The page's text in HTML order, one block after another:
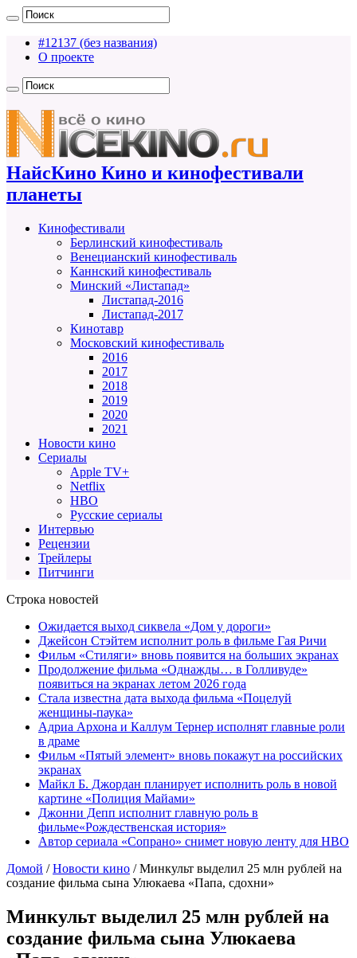
#12137 (без названия)
О проекте
НайсКино Кино и кинофестивали
планеты
Кинофестивали
Берлинский кинофестиваль
Венецианский кинофестиваль
Каннский кинофестиваль
Минский «Листапад»
Листапад-2016
Листапад-2017
Кинотавр
Московский кинофестиваль
2016
2017
2018
2019
2020
2021
Новости кино
Сериалы
Apple TV+
Netflix
HBO
Русские сериалы
Интервью
Рецензии
Трейлеры
Питчинги
Строка новостей
Ожидается выход сиквела «Дом у дороги»
Джейсон Стэйтем исполнит роль в фильме Гая Ричи
Фильм «Стиляги» вновь появится на больших экранах
Продолжение фильма «Однажды… в Голливуде»
появиться на экранах летом 2026 года
Стала известна дата выхода фильма «Поцелуй
женщины-паука»
Адриа Архона и Каллум Тернер исполнят главные роли
в драме
Фильм «Пятый элемент» вновь покажут на российских
экранах
Майкл Б. Джордан планирует исполнить роль в новой
картине «Полиция Майами»
Джонни Депп исполнит главную роль в
фильме«Рождественская история»
Автор сериала «Сопрано» снимет новую ленту для HBO
Домой / Новости кино / Минкульт выделил 25 млн рублей на
создание фильма сына Улюкаева «Папа, сдохни»
Минкульт выделил 25 млн рублей на
создание фильма сына Улюкаева